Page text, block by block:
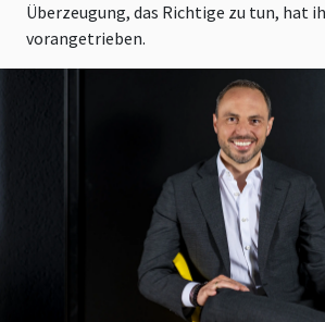
Überzeugung, das Richtige zu tun, hat
vorangetrieben.